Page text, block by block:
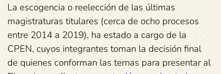
La escogencia o reelección de las últimas
magistraturas titulares (cerca de ocho procesos
entre 2014 a 2019), ha estado a cargo de la
CPEN, cuyos integrantes toman la decisión final
de quienes conforman las ternas para presentar al